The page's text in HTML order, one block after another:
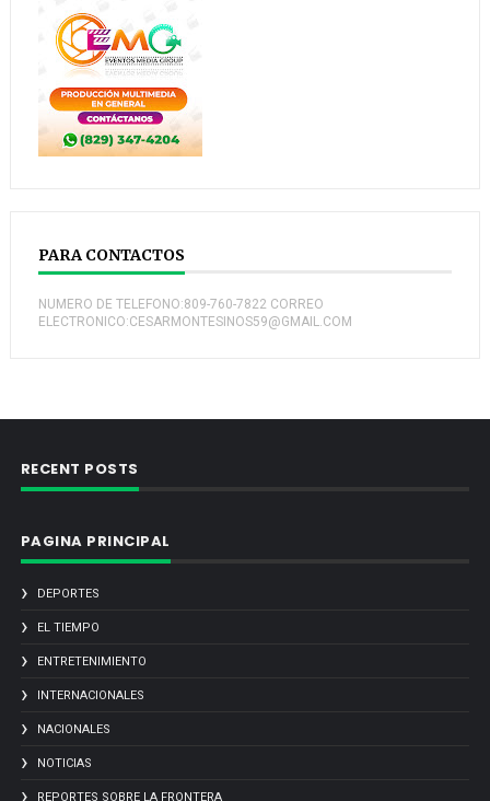
PARA CONTACTOS
NUMERO DE TELEFONO:809-760-7822 CORREO
ELECTRONICO:CESARMONTESINOS59@GMAIL.COM
RECENT POSTS
PAGINA PRINCIPAL
DEPORTES
EL TIEMPO
ENTRETENIMIENTO
INTERNACIONALES
NACIONALES
NOTICIAS
REPORTES SOBRE LA FRONTERA